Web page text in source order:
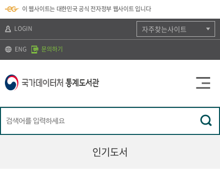
바
로
기
가
기
k
t
)
바
로
기
보
바
가
기
이 웹사이트는 대한민국 공식 전자정부 웹사이트 입니다
LOGIN
ENG 문의하기
자주찾는사이트
인기도서